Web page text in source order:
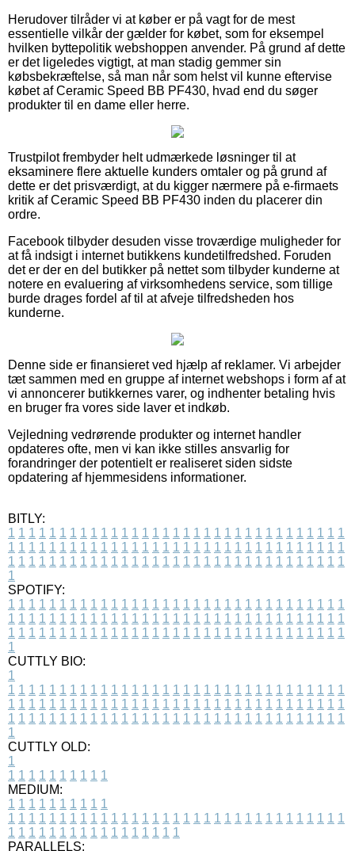
Herudover tilråder vi at køber er på vagt for de mest
essentielle vilkår der gælder for købet, som for eksempel
hvilken byttepolitik webshoppen anvender. På grund af dette
er det ligeledes vigtigt, at man stadig gemmer sin
købsbekræftelse, så man når som helst vil kunne eftervise
købet af Ceramic Speed BB PF430, hvad end du søger
produkter til en dame eller herre.
Trustpilot frembyder helt udmærkede løsninger til at
eksaminere flere aktuelle kunders omtaler og på grund af
dette er det prisværdigt, at du kigger nærmere på e-firmaets
kritik af Ceramic Speed BB PF430 inden du placerer din
ordre.
Facebook tilbyder desuden visse troværdige muligheder for
at få indsigt i internet butikkens kundetilfredshed. Foruden
det er der en del butikker på nettet som tilbyder kunderne at
notere en evaluering af virksomhedens service, som tillige
burde drages fordel af til at afveje tilfredsheden hos
kunderne.
Denne side er finansieret ved hjælp af reklamer. Vi arbejder
tæt sammen med en gruppe af internet webshops i form af at
vi annoncerer butikkernes varer, og indhenter betaling hvis
en bruger fra vores side laver et indkøb.
Vejledning vedrørende produkter og internet handler
opdateres ofte, men vi kan ikke stilles ansvarlig for
forandringer der potentielt er realiseret siden sidste
opdatering af hjemmesidens informationer.
BITLY:
1 1 1 1 1 1 1 1 1 1 1 1 1 1 1 1 1 1 1 1 1 1 1 1 1 1 1 1 1 1 1 1 1
1 1 1 1 1 1 1 1 1 1 1 1 1 1 1 1 1 1 1 1 1 1 1 1 1 1 1 1 1 1 1 1 1
1 1 1 1 1 1 1 1 1 1 1 1 1 1 1 1 1 1 1 1 1 1 1 1 1 1 1 1 1 1 1 1 1
1
SPOTIFY:
1 1 1 1 1 1 1 1 1 1 1 1 1 1 1 1 1 1 1 1 1 1 1 1 1 1 1 1 1 1 1 1 1
1 1 1 1 1 1 1 1 1 1 1 1 1 1 1 1 1 1 1 1 1 1 1 1 1 1 1 1 1 1 1 1 1
1 1 1 1 1 1 1 1 1 1 1 1 1 1 1 1 1 1 1 1 1 1 1 1 1 1 1 1 1 1 1 1 1
1
CUTTLY BIO:
1
1 1 1 1 1 1 1 1 1 1 1 1 1 1 1 1 1 1 1 1 1 1 1 1 1 1 1 1 1 1 1 1 1
1 1 1 1 1 1 1 1 1 1 1 1 1 1 1 1 1 1 1 1 1 1 1 1 1 1 1 1 1 1 1 1 1
1 1 1 1 1 1 1 1 1 1 1 1 1 1 1 1 1 1 1 1 1 1 1 1 1 1 1 1 1 1 1 1 1
1
CUTTLY OLD:
1
1 1 1 1 1 1 1 1 1 1
MEDIUM:
1 1 1 1 1 1 1 1 1 1
1 1 1 1 1 1 1 1 1 1 1 1 1 1 1 1 1 1 1 1 1 1 1 1 1 1 1 1 1 1 1 1 1
1 1 1 1 1 1 1 1 1 1 1 1 1 1 1 1 1
PARALLELS: